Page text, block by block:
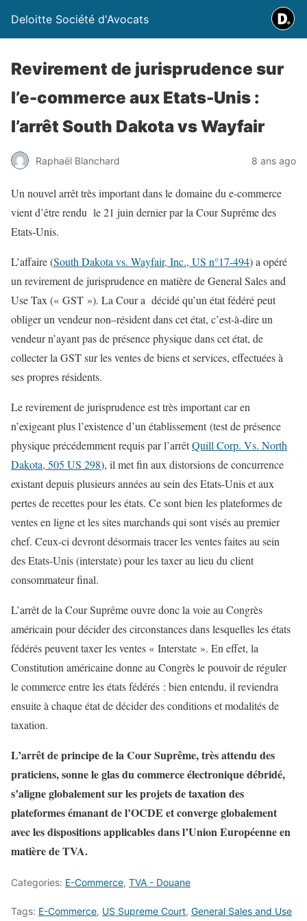
Deloitte Société d'Avocats
Revirement de jurisprudence sur
l’e-commerce aux Etats-Unis :
l’arrêt South Dakota vs Wayfair
Raphaël Blanchard 8 ans ago
Un nouvel arrêt très important dans le domaine du e-commerce
vient d’être rendu le 21 juin dernier par la Cour Suprême des
Etats-Unis.
L’affaire (South Dakota vs. Wayfair, Inc., US n°17-494) a opéré
un revirement de jurisprudence en matière de General Sales and
Use Tax (« GST »). La Cour a décidé qu’un état fédéré peut
obliger un vendeur non–résident dans cet état, c’est-à-dire un
vendeur n’ayant pas de présence physique dans cet état, de
collecter la GST sur les ventes de biens et services, effectuées à
ses propres résidents.
Le revirement de jurisprudence est très important car en
n’exigeant plus l’existence d’un établissement (test de présence
physique précédemment requis par l’arrêtQuill Corp. Vs. North
Dakota, 505 US 298), il met fin aux distorsions de concurrence
existant depuis plusieurs années au sein des Etats-Unis et aux
pertes de recettes pour les états. Ce sont bien les plateformes de
ventes en ligne et les sites marchands qui sont visés au premier
chef. Ceux-ci devront désormais tracer les ventes faites au sein
des Etats-Unis (interstate) pour les taxer au lieu du client
consommateur final.
L’arrêt de la Cour Suprême ouvre donc la voie au Congrès
américain pour décider des circonstances dans lesquelles les états
fédérés peuvent taxer les ventes « Interstate ». En effet, la
Constitution américaine donne au Congrès le pouvoir de réguler
le commerce entre les états fédérés : bien entendu, il reviendra
ensuite à chaque état de décider des conditions et modalités de
taxation.
L’arrêt de principe de la Cour Suprême, très attendu des
praticiens, sonne le glas du commerce électronique débridé,
s’aligne globalement sur les projets de taxation des
plateformes émanant de l’OCDE et converge globalement
avec les dispositions applicables dans l’Union Européenne en
matière de TVA.
Categories: E-Commerce, TVA - Douane
Tags: E-Commerce, US Supreme Court, General Sales and Use